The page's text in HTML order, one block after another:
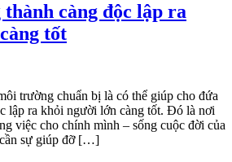
càng độc lập ra
tốt
trường chuẩn bị là có thể giúp cho đứa
lập ra khỏi người lớn càng tốt. Đó là nơi
việc cho chính mình – sống cuộc đời của
sự giúp đỡ […]